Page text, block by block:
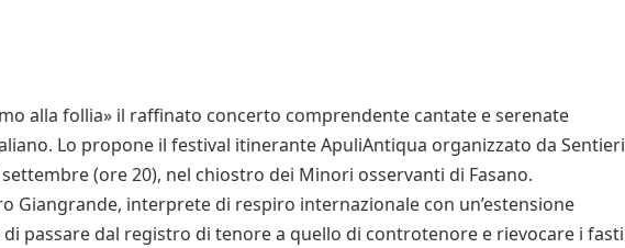
alla follia» il raffinato concerto comprendente cantate e serenate
Lo propone il festival itinerante ApuliAntiqua organizzato da Sentieri
(ore 20), nel chiostro dei Minori osservanti di Fasano.
Giangrande, interprete di respiro internazionale con un’estensione
di passare dal registro di tenore a quello di controtenore e rievocare i fasti